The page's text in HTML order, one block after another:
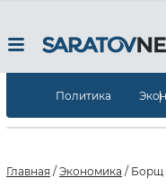
Политика
Главная / Экономика / Борщ